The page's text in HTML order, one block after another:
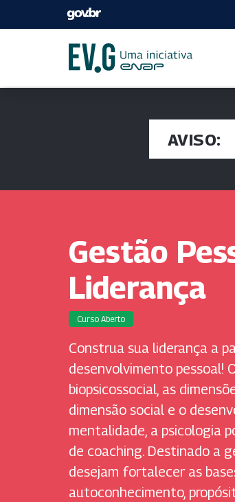
AVISO:
Gestão
Liderança
Curso Aberto
Construa sua liderança a
desenvolvimento pessoal!
biopsicossocial, as
dimensão social e o
mentalidade, a psicologia
de coaching. Destinado a
desejam fortalecer as
autoconhecimento,